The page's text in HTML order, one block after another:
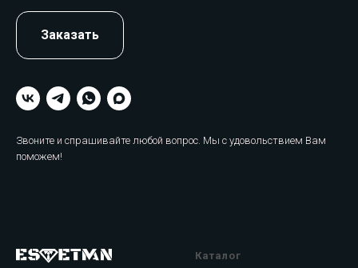
Заказать
Звоните и спрашивайте любой вопрос. Мы с удовольствием Вам
поможем!
Каталог